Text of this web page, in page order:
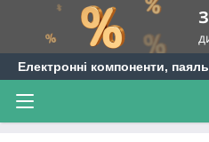
Електронні компоненти,